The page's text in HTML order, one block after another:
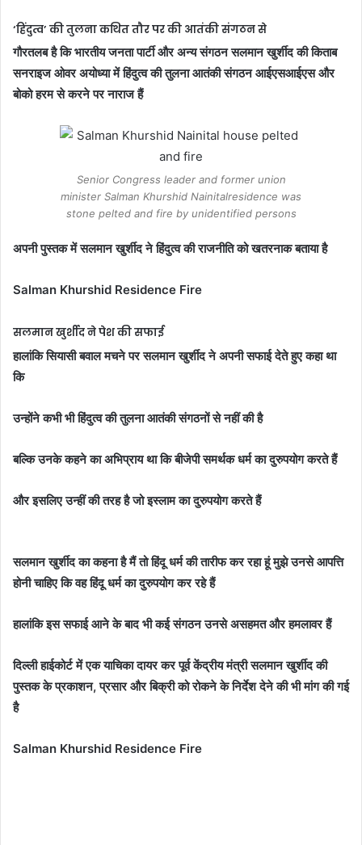
‘हिंदुत्व’ की तुलना कथित तौर पर की आतंकी संगठन से
गौरतलब है कि भारतीय जनता पार्टी और अन्य संगठन सलमान खुर्शीद की किताब
सनराइज ओवर अयोध्या में हिंदुत्व की तुलना आतंकी संगठन आईएसआईएस और
बोको हरम से करने पर नाराज हैं
Senior Congress leader and former union
minister Salman Khurshid Nainitalresidence was
stone pelted and fire by unidentified persons
अपनी पुस्तक में सलमान खुर्शीद ने हिंदुत्व की राजनीति को खतरनाक बताया है
Salman Khurshid Residence Fire
सलमान खुर्शीद ने पेश की सफाई
हालांकि सियासी बवाल मचने पर सलमान खुर्शीद ने अपनी सफाई देते हुए कहा था
कि
उन्होंने कभी भी हिंदुत्व की तुलना आतंकी संगठनों से नहीं की है
बल्कि उनके कहने का अभिप्राय था कि बीजेपी समर्थक धर्म का दुरुपयोग करते हैं
और इसलिए उन्हीं की तरह है जो इस्लाम का दुरुपयोग करते हैं
सलमान खुर्शीद का कहना है मैं तो हिंदू धर्म की तारीफ कर रहा हूं मुझे उनसे आपत्ति
होनी चाहिए कि वह हिंदू धर्म का दुरुपयोग कर रहे हैं
हालांकि इस सफाई आने के बाद भी कई संगठन उनसे असहमत और हमलावर हैं
दिल्ली हाईकोर्ट में एक याचिका दायर कर पूर्व केंद्रीय मंत्री सलमान खुर्शीद की
पुस्तक के प्रकाशन, प्रसार और बिक्री को रोकने के निर्देश देने की भी मांग की गई
है
Salman Khurshid Residence Fire